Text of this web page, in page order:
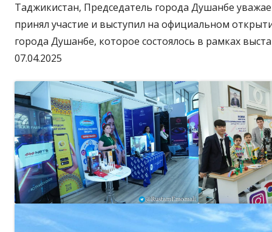
Таджикистан, Председатель города Душанбе
принял участие и выступил на официальном
города Душанбе, которое состоялось в рамках
07.04.2025